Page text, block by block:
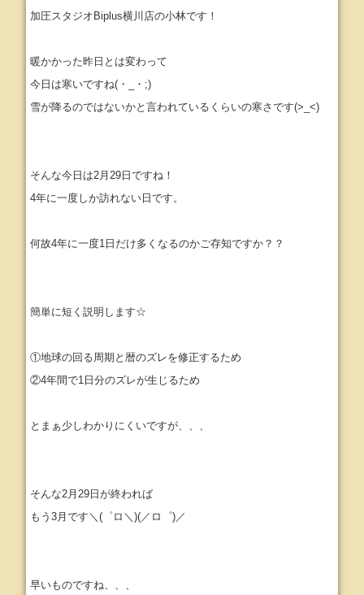
加圧スタジオBiplus横川店の小林です！
暖かかった昨日とは変わって
今日は寒いですね(・_・;)
雪が降るのではないかと言われているくらいの寒さです(>_<)
そんな今日は2月29日ですね！
4年に一度しか訪れない日です。
何故4年に一度1日だけ多くなるのかご存知ですか？？
簡単に短く説明します☆
①地球の回る周期と暦のズレを修正するため
②4年間で1日分のズレが生じるため
とまぁ少しわかりにくいですが、、、
そんな2月29日が終われば
もう3月です＼(゜ロ＼)(／ロ゜)／
早いものですね、、、